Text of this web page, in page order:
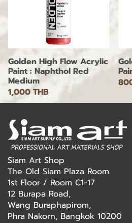
Golden High Flow Acrylic
Paint : Naphthol Red
Medium
1,000 THB
Siam Art Shop
The Old Siam Plaza Room
1st Floor / Room C1-17
12 Burapa Road,
Wang Buraphapirom,
Phra Nakorn, Bangkok 10200